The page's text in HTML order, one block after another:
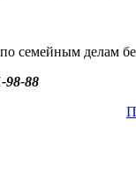
по семейным делам
98-88